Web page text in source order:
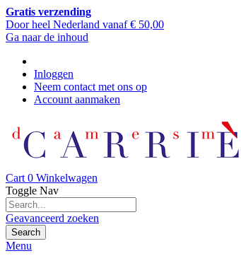
Gratis verzending
Door heel Nederland vanaf € 50,00
Ga naar de inhoud
Inloggen
Neem contact met ons op
Account aanmaken
Cart 0 Winkelwagen
Toggle Nav
Geavanceerd zoeken
Search
Menu